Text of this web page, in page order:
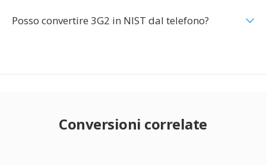
Posso convertire 3G2 in NIST dal telefono?
Conversioni correlate